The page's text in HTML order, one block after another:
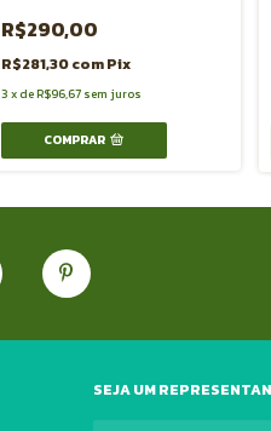
R$290,00
R$281,30comPix
3 xdeR$96,67 sem juros
COMPRAR
SEJA UM